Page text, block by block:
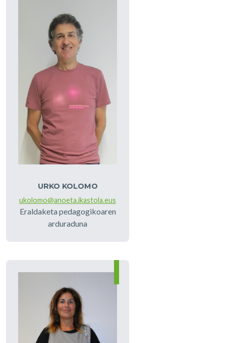
URKO KOLOMO
ukolomo@anoeta.ikastola.eus
Eraldaketa pedagogikoaren
arduraduna